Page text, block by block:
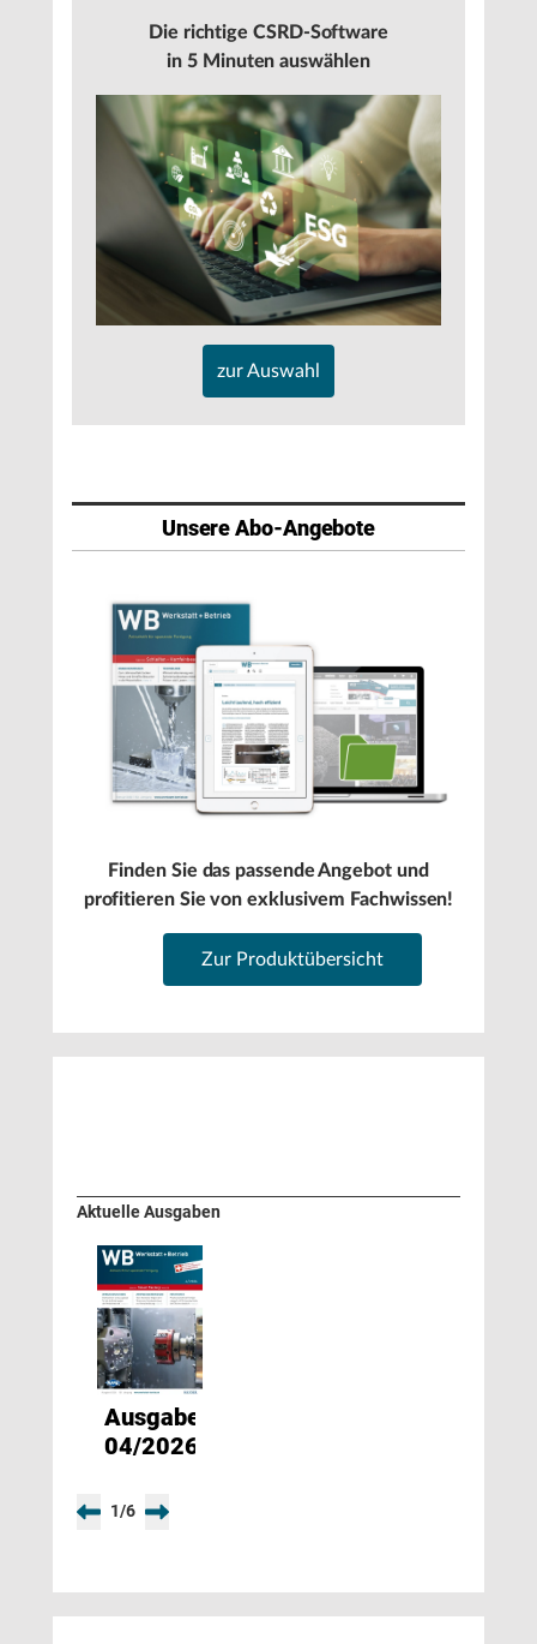
Die richtige CSRD-Software
in 5 Minuten auswählen
zur Auswahl
Unsere Abo-Angebote
Finden Sie das passende Angebot und
profitieren Sie von exklusivem Fachwissen!
Zur Produktübersicht
Aktuelle Ausgaben
Ausgabe
04/2026
1/6